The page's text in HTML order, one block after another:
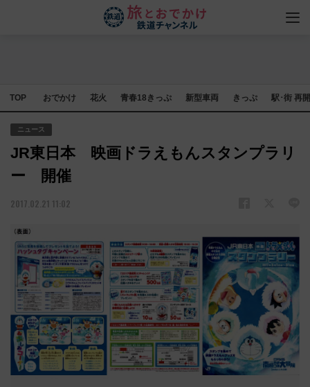
TOP おでかけ 花火 青春18きっぷ 新型車両 きっぷ 駅･街 再
ニュース
JR東日本 映画ドラえもんスタンプラリ
ー 開催
2017.02.21 11:02